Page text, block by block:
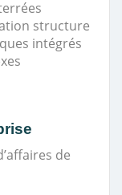
structure
intégrés
de